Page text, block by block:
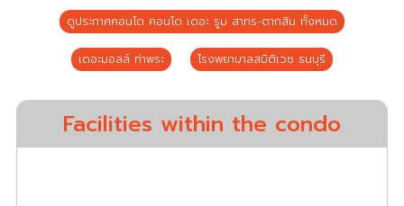
ดูประกาศคอนโด คอนโด เดอะ รูม สาทร-ตากสิน ทั้งหมด
เดอะมอลล์ ท่าพระ โรงพยาบาลสมิติเวช ธนบุรี
Facilities within the condo